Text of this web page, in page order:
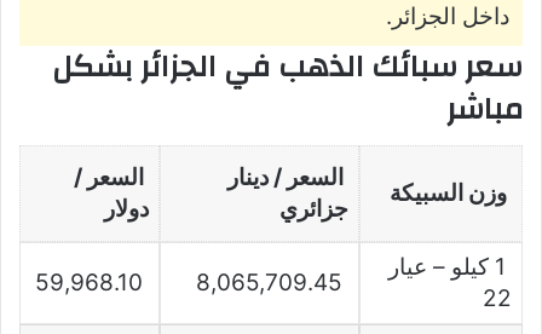
داخل الجزائر.
سعر سبائك الذهب في الجزائر بشكل
مباشر
وزن السبيكة
السعر / دينار
جزائري
السعر /
دولار
1 كيلو – عيار
22